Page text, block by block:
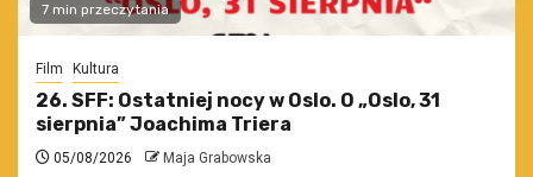
7 min przeczytania
Film Kultura
26. SFF: Ostatniej nocy w Oslo. O „Oslo, 31
sierpnia” Joachima Triera
05/08/2026 Maja Grabowska